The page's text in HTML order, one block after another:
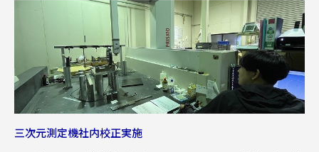
三次元測定機社内校正実施